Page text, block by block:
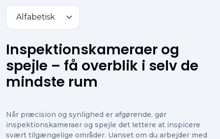
Inspektionskameraer og
spejle – få overblik i selv de
mindste rum
Når præcision og synlighed er afgørende, gør
inspektionskameraer og spejle det lettere at inspicere
svært tilgængelige områder. Uanset om du arbejder med